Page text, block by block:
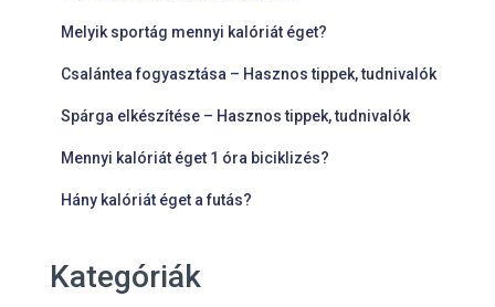
Melyik sportág mennyi kalóriát éget?
Csalántea fogyasztása – Hasznos tippek, tudnivalók
Spárga elkészítése – Hasznos tippek, tudnivalók
Mennyi kalóriát éget 1 óra biciklizés?
Hány kalóriát éget a futás?
Kategóriák